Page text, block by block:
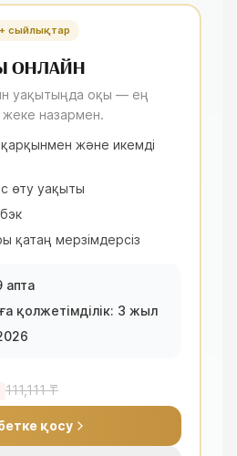
+ сыйлықтар
ОНЛАЙН
уақытыңда оқы — ең
жеке назармен.
және икемді
өту уақыты
қатаң мерзімдерсіз
апта
қолжетімділік: 3 жыл
111,111 ₸
қосу